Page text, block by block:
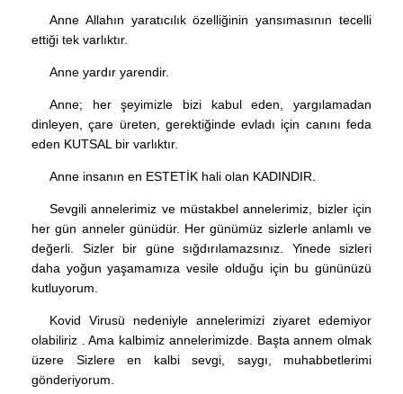
Anne Allahın yaratıcılık özelliğinin yansımasının tecelli
ettiği tek varlıktır.
Anne yardır yarendir.
Anne; her şeyimizle bizi kabul eden, yargılamadan
dinleyen, çare üreten, gerektiğinde evladı için canını feda
eden KUTSAL bir varlıktır.
Anne insanın en ESTETİK hali olan KADINDIR.
Sevgili annelerimiz ve müstakbel annelerimiz, bizler için
her gün anneler günüdür. Her günümüz sizlerle anlamlı ve
değerli. Sizler bir güne sığdırılamazsınız. Yinede sizleri
daha yoğun yaşamamıza vesile olduğu için bu gününüzü
kutluyorum.
Kovid Virusü nedeniyle annelerimizi ziyaret edemiyor
olabiliriz . Ama kalbimiz annelerimizde. Başta annem olmak
üzere Sizlere en kalbi sevgi, saygı, muhabbetlerimi
gönderiyorum.